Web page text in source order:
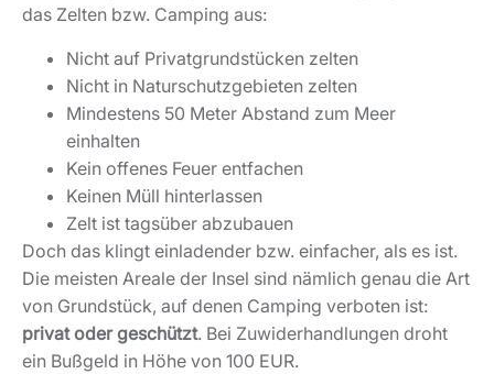
das Zelten bzw. Camping aus:
Nicht auf Privatgrundstücken zelten
Nicht in Naturschutzgebieten zelten
Mindestens 50 Meter Abstand zum Meer
einhalten
Kein offenes Feuer entfachen
Keinen Müll hinterlassen
Zelt ist tagsüber abzubauen
Doch das klingt einladender bzw. einfacher, als es ist.
Die meisten Areale der Insel sind nämlich genau die Art
von Grundstück, auf denen Camping verboten ist:
privat oder geschützt. Bei Zuwiderhandlungen droht
ein Bußgeld in Höhe von 100 EUR.